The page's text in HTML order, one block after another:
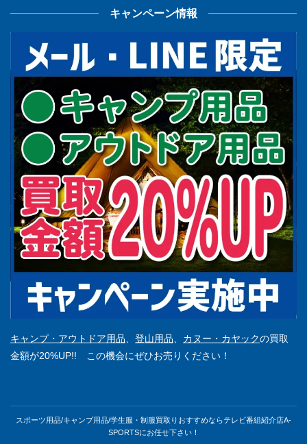
キャンペーン情報
キャンプ・アウトドア用品 登山用品 カヌー・カヤックの買取
金額が20%UP!! この機会にぜひお売りください！
スポーツ用品/キャンプ用品/学生服・制服買取りおすすめならテレビ番組紹介店A-
SPORTSにお任せ下さい！